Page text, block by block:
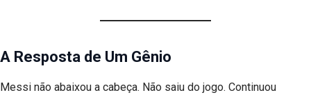
A Resposta de Um Gênio
Messi não abaixou a cabeça. Não saiu do jogo. Continuou